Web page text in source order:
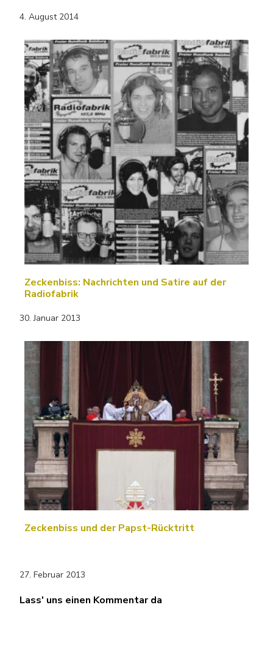
4. August 2014
Zeckenbiss: Nachrichten und Satire auf der
Radiofabrik
30. Januar 2013
Zeckenbiss und der Papst-Rücktritt
27. Februar 2013
Lass' uns einen Kommentar da